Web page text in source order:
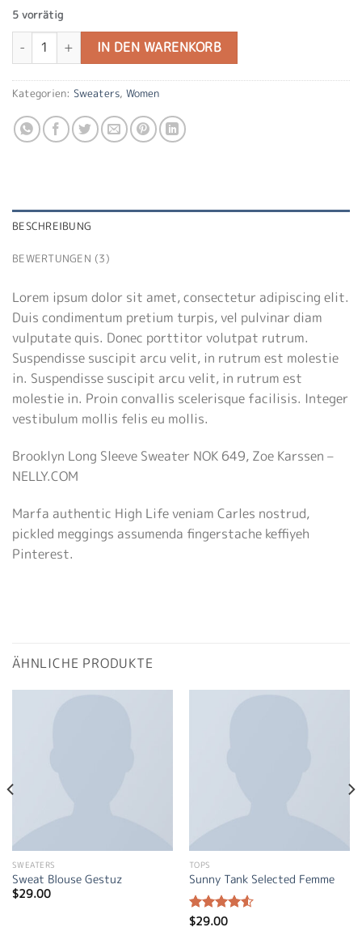
5 vorrätig
Brooklyn Long Sleeve Sweater Menge
IN DEN WARENKORB
Kategorien: Sweaters, Women
BESCHREIBUNG
BEWERTUNGEN (3)
Lorem ipsum dolor sit amet, consectetur adipiscing elit.
Duis condimentum pretium turpis, vel pulvinar diam
vulputate quis. Donec porttitor volutpat rutrum.
Suspendisse suscipit arcu velit, in rutrum est molestie
in. Suspendisse suscipit arcu velit, in rutrum est
molestie in. Proin convallis scelerisque facilisis. Integer
vestibulum mollis felis eu mollis.
Brooklyn Long Sleeve Sweater NOK 649, Zoe Karssen –
NELLY.COM
Marfa authentic High Life veniam Carles nostrud,
pickled meggings assumenda fingerstache keffiyeh
Pinterest.
ÄHNLICHE PRODUKTE
SWEATERS
Sweat Blouse Gestuz
$29.00
TOPS
Sunny Tank Selected Femme
Bewertet
$29.00